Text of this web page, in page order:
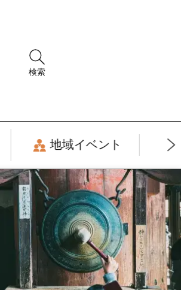
検索
地域イベント